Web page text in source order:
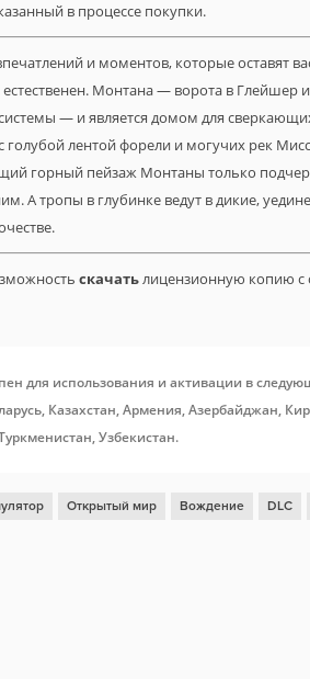
в процессе покупки.
и моментов, которые оставят
Монтана — ворота в Глейшер
— и является домом для
лентой форели и могучих рек
горный пейзаж Монтаны только
А тропы в глубинке ведут в дикие,
скачатьлицензионную копию
для использования и активации в
Казахстан, Армения, Азербайджан,
Узбекистан.
Открытый мир Вождение DLC